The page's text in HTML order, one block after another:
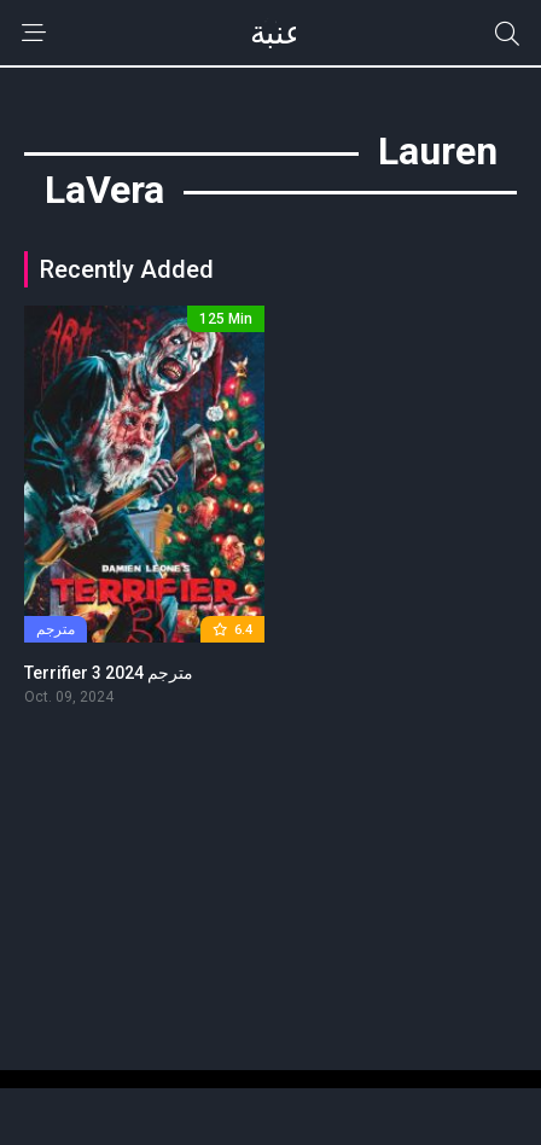
Lauren
LaVera
Recently Added
6.4 مترجم
125 Min
Terrifier 3 2024 مترجم
Oct. 09, 2024